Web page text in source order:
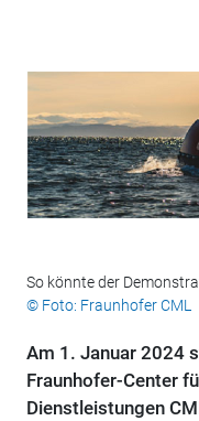
So könnte der
© Foto: Fraunhofer CML
Am 1. Januar 2024
Fraunhofer-Center
Dienstleistungen